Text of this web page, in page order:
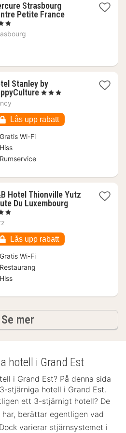
Strasbourg
Petite France1
Stanley by
1
756
kr.
, 3 Stjärnor
Lås upp rabatt
Gratis Wi-Fi
Hiss
Rumservice
Hotel Thionville Yutz
Du Luxembourg1
Lås upp rabatt
Gratis Wi-Fi
Restaurang
Hiss
Se mer
hotell i Grand Est
i Grand Est? På denna sida
stjärniga hotell i Grand Est.
ett 3-stjärnigt hotell? De
berättar egentligen vad
varierar stjärnsystemet i